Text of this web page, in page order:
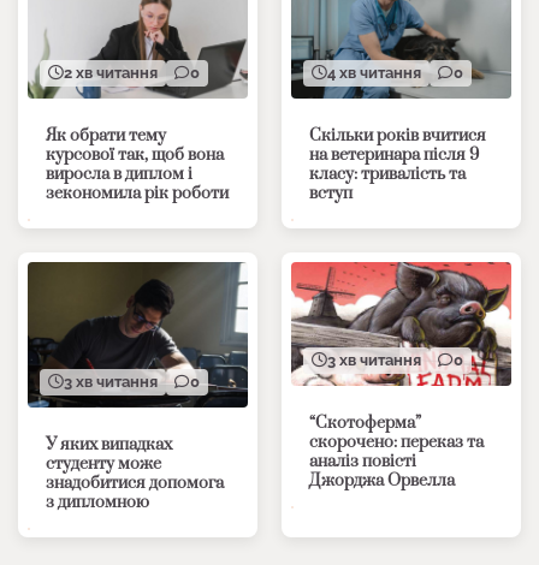
2 хв читання 0
Як обрати тему
курсової так, щоб вона
виросла в диплом і
зекономила рік роботи
4 хв читання 0
Скільки років вчитися
на ветеринара після 9
класу: тривалість та
вступ
3 хв читання 0
У яких випадках
студенту може
знадобитися допомога
з дипломною
3 хв читання 0
“Скотоферма”
скорочено: переказ та
аналіз повісті
Джорджа Орвелла